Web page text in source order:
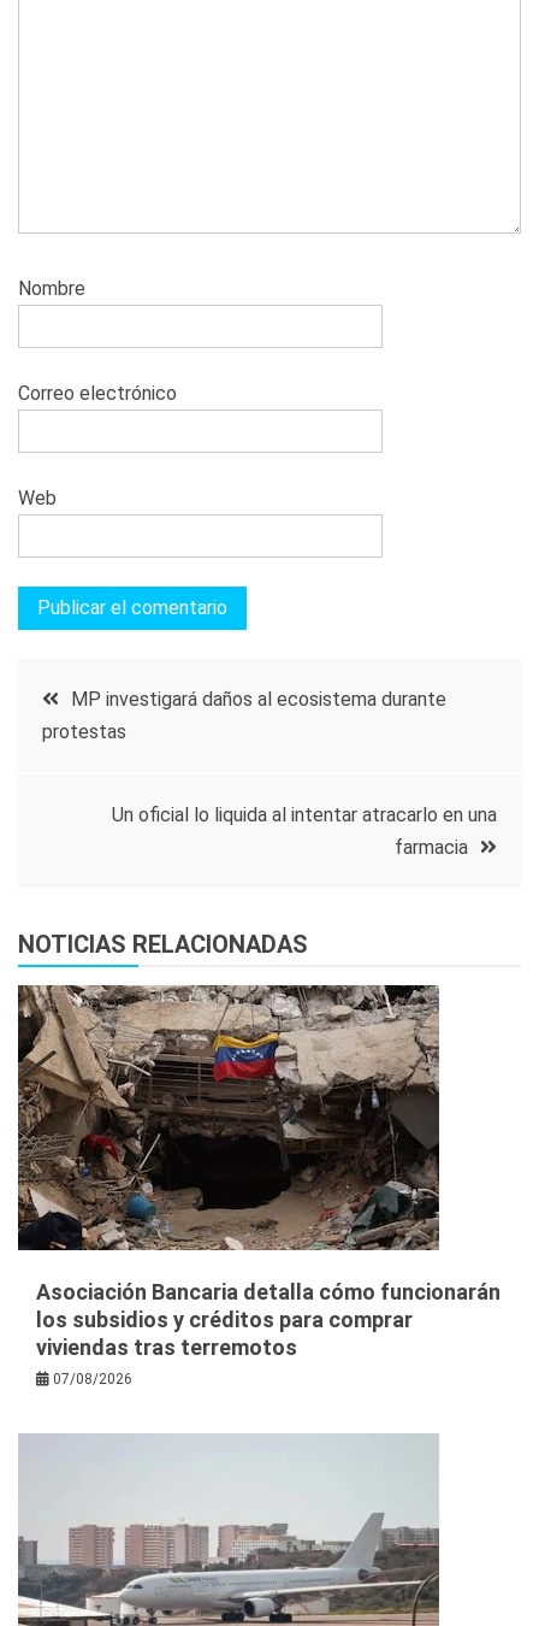
Nombre
Correo electrónico
Web
Navegación
de
entradas
MP investigará daños al ecosistema durante
protestas
Un oficial lo liquida al intentar atracarlo en una
farmacia
NOTICIAS RELACIONADAS
Asociación Bancaria detalla cómo funcionarán
los subsidios y créditos para comprar
viviendas tras terremotos
07/08/2026